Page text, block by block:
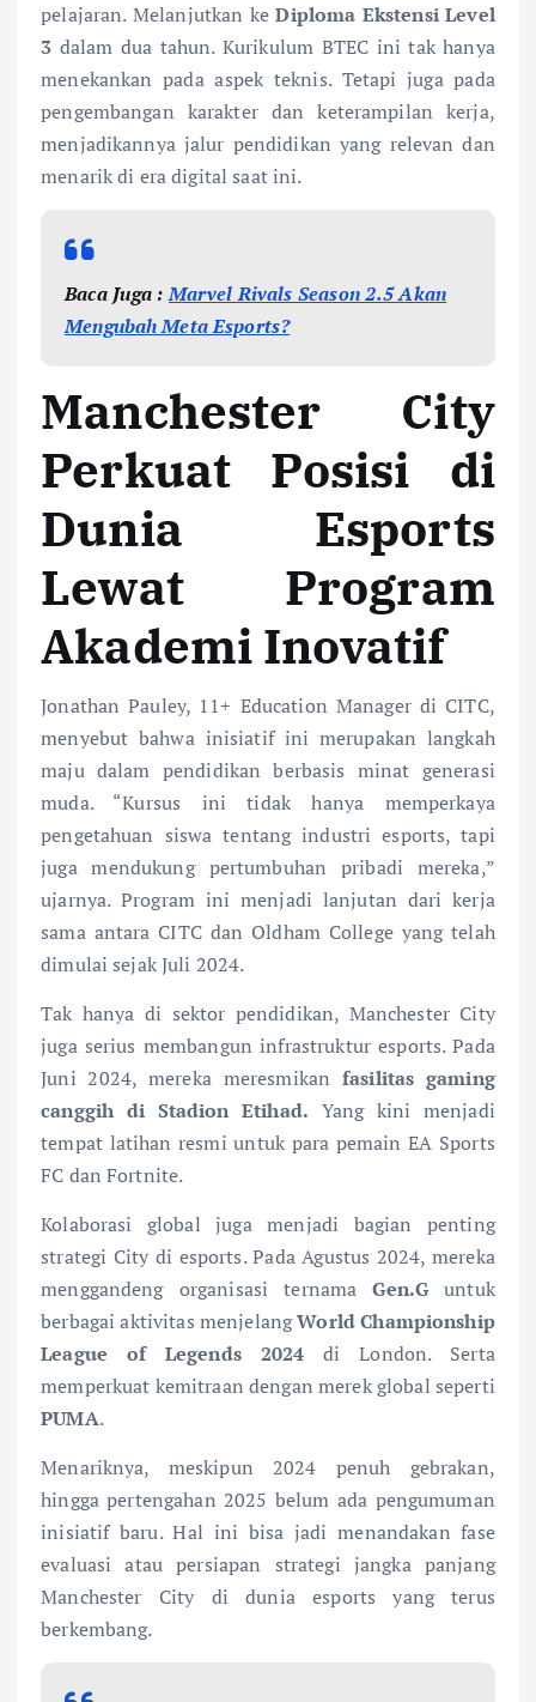
pelajaran. Melanjutkan keDiploma Ekstensi Level
3 dalam dua tahun. Kurikulum BTEC ini tak hanya
menekankan pada aspek teknis. Tetapi juga pada
pengembangan karakter dan keterampilan kerja,
menjadikannya jalur pendidikan yang relevan dan
menarik di era digital saat ini.
Baca Juga :Marvel Rivals Season 2.5 Akan
Mengubah Meta Esports?
Manchester City
Perkuat Posisi di
Dunia Esports
Lewat Program
Akademi Inovatif
Jonathan Pauley, 11+ Education Manager di CITC,
menyebut bahwa inisiatif ini merupakan langkah
maju dalam pendidikan berbasis minat generasi
muda. “Kursus ini tidak hanya memperkaya
pengetahuan siswa tentang industri esports, tapi
juga mendukung pertumbuhan pribadi mereka,”
ujarnya. Program ini menjadi lanjutan dari kerja
sama antara CITC dan Oldham College yang telah
dimulai sejak Juli 2024.
Tak hanya di sektor pendidikan, Manchester City
juga serius membangun infrastruktur esports. Pada
Juni 2024, mereka meresmikan fasilitas gaming
canggih di Stadion Etihad. Yang kini menjadi
tempat latihan resmi untuk para pemain EA Sports
FC dan Fortnite.
Kolaborasi global juga menjadi bagian penting
strategi City di esports. Pada Agustus 2024, mereka
menggandeng organisasi ternamaGen.Guntuk
berbagai aktivitas menjelangWorld Championship
League of Legends 2024 di London. Serta
memperkuat kemitraan dengan merek global seperti
PUMA.
Menariknya, meskipun 2024 penuh gebrakan,
hingga pertengahan 2025 belum ada pengumuman
inisiatif baru. Hal ini bisa jadi menandakan fase
evaluasi atau persiapan strategi jangka panjang
Manchester City di dunia esports yang terus
berkembang.